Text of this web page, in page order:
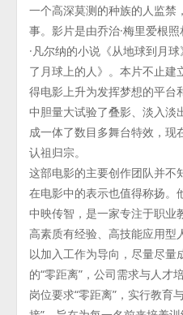
一个高深莫测的种族的人监禁
事。影片是由乔治·梅里爱根
·凡尔纳的小说《从地球到月
了月球上的人》。本片不止建
得电影上升为发挥梦想的平台
中胆量大试验了叠影、淡入淡
成一体了数目多舞台特效，现
认祖归宗。
这部电影的主要创作团队并不
在电影中的表示也值得称扬。
中映传智，是一家专注于职业
高素质有经验、高技能应用型
以加入工作为导向，尽量尽量
的“零距离”，公司需求与人才
岗位要求“零距离”，实行教育